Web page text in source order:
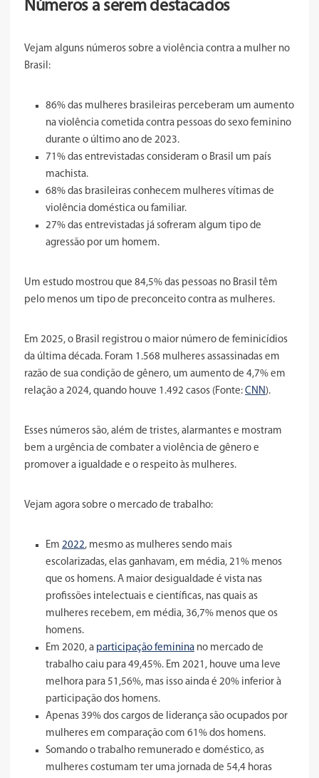
Números a serem destacados
Vejam alguns números sobre a violência contra a mulher no
Brasil:
86% das mulheres brasileiras perceberam um aumento
na violência cometida contra pessoas do sexo feminino
durante o último ano de 2023.
71% das entrevistadas consideram o Brasil um país
machista.
68% das brasileiras conhecem mulheres vítimas de
violência doméstica ou familiar.
27% das entrevistadas já sofreram algum tipo de
agressão por um homem.
Um estudo mostrou que 84,5% das pessoas no Brasil têm
pelo menos um tipo de preconceito contra as mulheres.
Em 2025, o Brasil registrou o maior número de feminicídios
da última década. Foram 1.568 mulheres assassinadas em
razão de sua condição de gênero, um aumento de 4,7% em
relação a 2024, quando houve 1.492 casos (Fonte: CNN).
Esses números são, além de tristes, alarmantes e mostram
bem a urgência de combater a violência de gênero e
promover a igualdade e o respeito às mulheres.
Vejam agora sobre o mercado de trabalho:
Em 2022, mesmo as mulheres sendo mais
escolarizadas, elas ganhavam, em média, 21% menos
que os homens. A maior desigualdade é vista nas
profissões intelectuais e científicas, nas quais as
mulheres recebem, em média, 36,7% menos que os
homens.
Em 2020, a participação feminina no mercado de
trabalho caiu para 49,45%. Em 2021, houve uma leve
melhora para 51,56%, mas isso ainda é 20% inferior à
participação dos homens.
Apenas 39% dos cargos de liderança são ocupados por
mulheres em comparação com 61% dos homens.
Somando o trabalho remunerado e doméstico, as
mulheres costumam ter uma jornada de 54,4 horas